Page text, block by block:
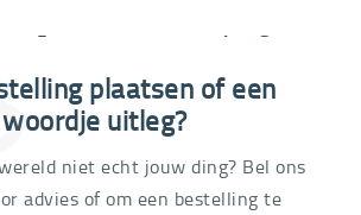
292 21 60
plaatsen of een
woordje uitleg?
niet echt jouw ding? Bel ons
advies of om een bestelling te